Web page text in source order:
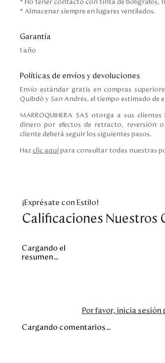
* No tener contacto con tinta de bolígrafos,
* Almacenar siempre en lugares ventilados.
Garantía
1 año
Políticas de envíos y devoluciones
Envío estándar gratis en compras
Quibdó y San Andrés, el tiempo estimado de
MARROQUINERA SAS otorga a sus
dinero por efectos de retracto, reversión
cliente deberá seguir los siguientes pasos.
Haz clic aquí para consultar todas nuestras
¡Exprésate con Estilo!
Calificaciones Nuestros
Cargando el
resumen…
Por favor, inicia
Cargando comentarios…